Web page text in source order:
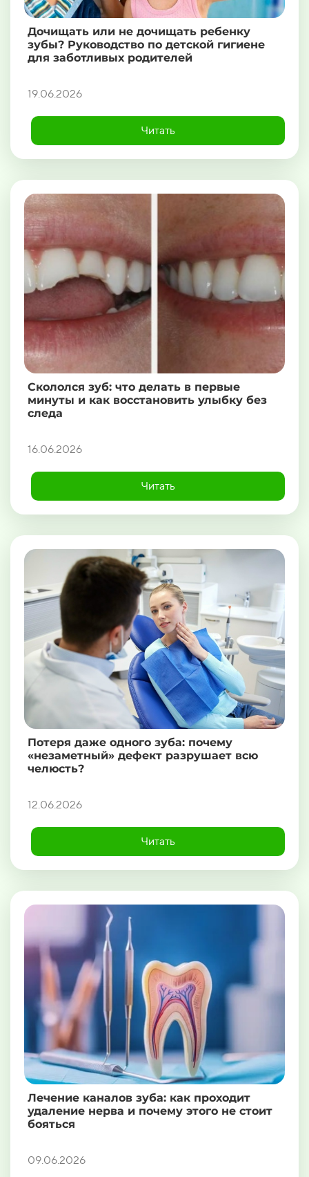
Дочищать или не дочищать ребенку
зубы? Руководство по детской гигиене
для заботливых родителей
19.06.2026
Читать
Скололся зуб: что делать в первые
минуты и как восстановить улыбку без
следа
16.06.2026
Читать
Потеря даже одного зуба: почему
«незаметный» дефект разрушает всю
челюсть?
12.06.2026
Читать
Лечение каналов зуба: как проходит
удаление нерва и почему этого не стоит
бояться
09.06.2026